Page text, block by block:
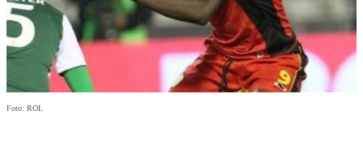
Foto: ROL